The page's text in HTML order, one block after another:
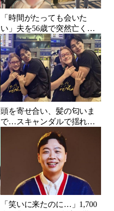
「時間がたっても会いた
い」夫を56歳で突然亡くし
た妻…笑顔が父親に似てき
た娘と歩む“その後”
頭を寄せ合い、髪の匂いま
で…スキャンダルで揺れた
人気俳優、ベトナム女性歌
手との親密動画が公開
「笑いに来たのに…」1,700